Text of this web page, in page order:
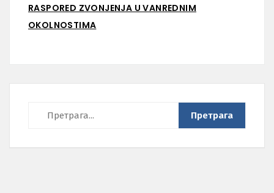
RASPORED ZVONJENJA U VANREDNIM
OKOLNOSTIMA